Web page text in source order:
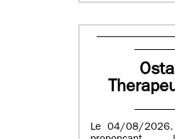
Osta
Le 04/08/2026.